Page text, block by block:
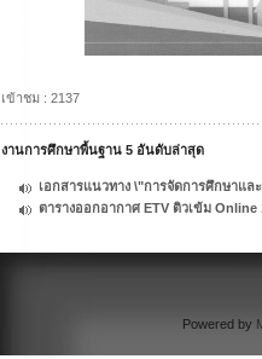
เข้าชม : 2137
งานการศึกษาพื้นฐาน 5 อันดับล่าสุด
เอกสารแนวทาง \"การจัดการศึกษาแ
ตารางออกอากาศ ETV ติวเข้ม Online
Powered by